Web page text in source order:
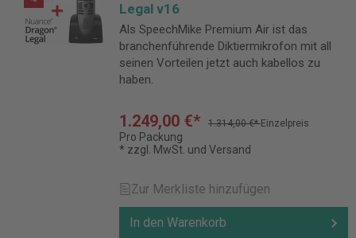
Legal v16
Als SpeechMike Premium Air ist das
branchenführende Diktiermikrofon mit all
seinen Vorteilen jetzt auch kabellos zu
haben.
1.249,00 €* 1.314,00 €*Einzelpreis
Pro Packung
* zzgl. MwSt. und Versand
Zur Merkliste hinzufügen
In den Warenkorb